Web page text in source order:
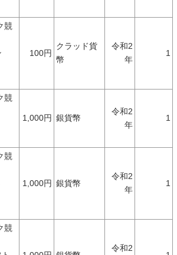
競
100円
クラッド貨
幣
令和2
年
1
競
1,000円 銀貨幣
令和2
年
1
競
1,000円 銀貨幣
令和2
年
1
競
令和2